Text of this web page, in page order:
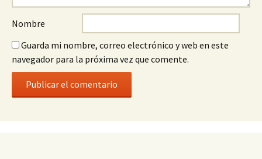
Nombre
Guarda mi nombre, correo electrónico y web en este
navegador para la próxima vez que comente.